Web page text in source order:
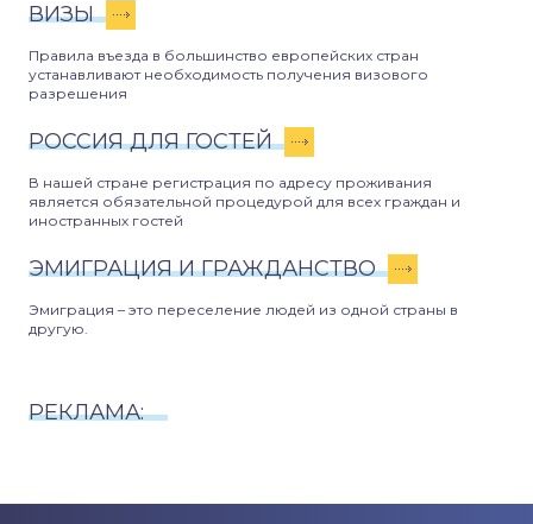
ВИЗЫ
Правила въезда в большинство европейских стран
устанавливают необходимость получения визового
разрешения
РОССИЯ ДЛЯ ГОСТЕЙ
В нашей стране регистрация по адресу проживания
является обязательной процедурой для всех граждан и
иностранных гостей
ЭМИГРАЦИЯ И ГРАЖДАНСТВО
Эмиграция – это переселение людей из одной страны в
другую.
РЕКЛАМА: